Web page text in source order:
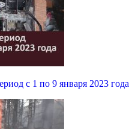
с 1 по 9 января 2023 года